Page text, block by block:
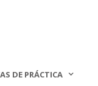
DE PRÁCTICA